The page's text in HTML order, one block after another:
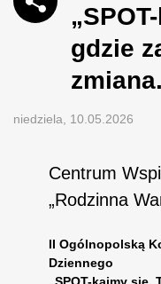
gdzie
niedziela, 10.05.2026
Centrum
„Rodzinna
II Ogólnopolską
Dziennego